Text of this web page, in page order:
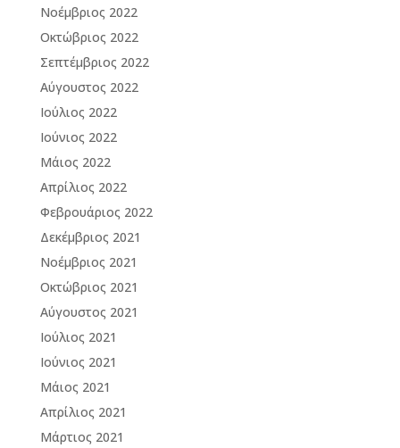
Νοέμβριος 2022
Οκτώβριος 2022
Σεπτέμβριος 2022
Αύγουστος 2022
Ιούλιος 2022
Ιούνιος 2022
Μάιος 2022
Απρίλιος 2022
Φεβρουάριος 2022
Δεκέμβριος 2021
Νοέμβριος 2021
Οκτώβριος 2021
Αύγουστος 2021
Ιούλιος 2021
Ιούνιος 2021
Μάιος 2021
Απρίλιος 2021
Μάρτιος 2021